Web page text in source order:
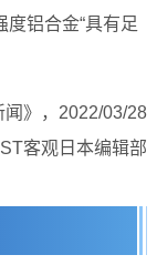
铝合金“具有足
闻》，2022/03/28
客观日本编辑部